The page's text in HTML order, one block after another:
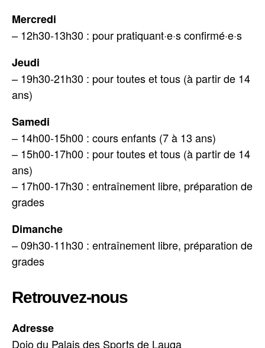
Mercredi
– 12h30-13h30 : pour pratiquant·e·s confirmé·e·s
Jeudi
– 19h30-21h30 : pour toutes et tous (à partir de 14
ans)
Samedi
– 14h00-15h00 : cours enfants (7 à 13 ans)
– 15h00-17h00 : pour toutes et tous (à partir de 14
ans)
– 17h00-17h30 : entraînement libre, préparation de
grades
Dimanche
– 09h30-11h30 : entraînement libre, préparation de
grades
Retrouvez-nous
Adresse
Dojo du Palais des Sports de Lauga